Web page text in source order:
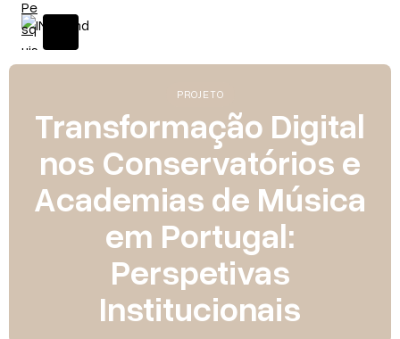
PROJETO
Transformação Digital
nos Conservatórios e
Academias de Música
em Portugal:
Perspetivas
Institucionais